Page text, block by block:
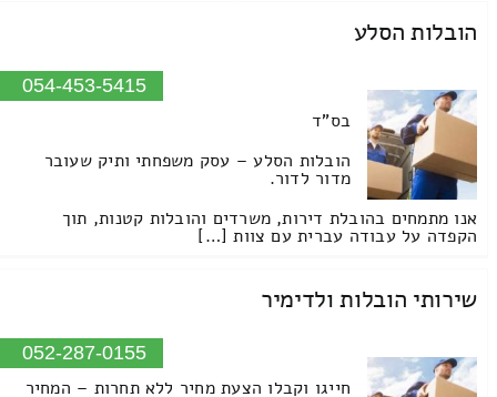
הובלות הסלע
054-453-5415
בס"ד
הובלות הסלע – עסק משפחתי ותיק שעובר
מדור לדור.
אנו מתמחים בהובלת דירות, משרדים והובלות קטנות, תוך
הקפדה על עבודה עברית עם צוות […]
שירותי הובלות ולדימיר
052-287-0155
חייגו וקבלו הצעת מחיר ללא תחרות – המחיר